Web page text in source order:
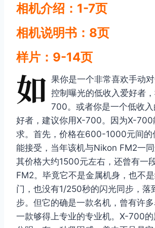
相机介绍：1-7页
相机说明书：8页
样片：9-14页
如 果你是一个非常喜欢手动
控制曝光的低收入爱好者
700。或者你是一个低收
好者，建议你用X-700。因为X-700
求。首先，价格在600-1000元间的
能接受，当年该机与Nikon FM2一同
其价格大约1500元左右，还曾有一
FM2。毕竟它不是金属机身，也不
门，也没有1/250秒的闪光同步，落
步。但它的确是一款名机，曾有许
一款够得上专业的专业机。X-700的